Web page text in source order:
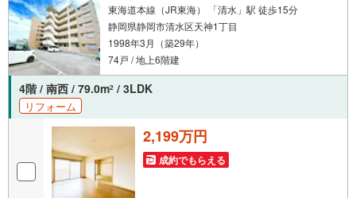
東海道本線（JR東海） 「清水」駅 徒歩15分
静岡県静岡市清水区天神1丁目
1998年3月（築29年）
74戸 / 地上6階建
4階 / 南西 / 79.0m2 / 3LDK
リフォーム
2,199万円
成約でもらえる